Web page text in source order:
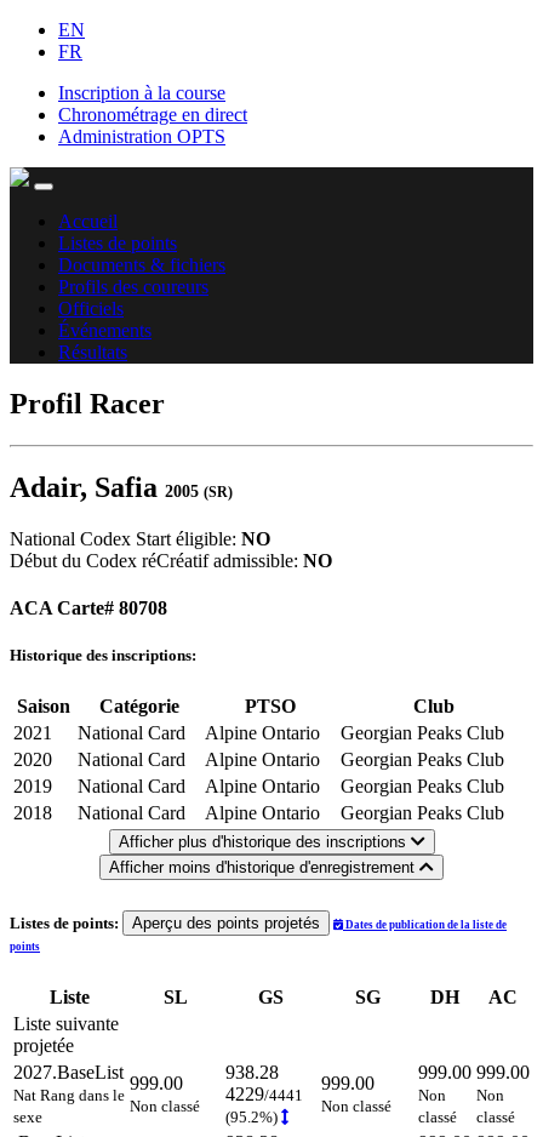
EN
FR
Inscription à la course
Chronométrage en direct
Administration OPTS
Accueil
Listes de points
Documents & fichiers
Profils des coureurs
Officiels
Événements
Résultats
Profil Racer
Adair, Safia 2005 (SR)
National Codex Start éligible: NO
Début du Codex réCréatif admissible: NO
ACA Carte# 80708
Historique des inscriptions:
Saison Catégorie PTSO
Club
2021
National Card Alpine Ontario
Georgian Peaks Club
2020
National Card Alpine Ontario
Georgian Peaks Club
2019
National Card Alpine Ontario
Georgian Peaks Club
2018
National Card Alpine Ontario Georgian Peaks Club
Afficher plus d'historique des inscriptions
Afficher moins d'historique d'enregistrement
Listes de points: Aperçu des points projetés
Dates de publication de la liste de
points
Liste SL GS SG DH
AC
Liste suivante
projetée
2027.BaseList
Nat Rang dans le
sexe
999.00
Non classé
938.28
4229/4441
(95.2%)
999.00
Non classé
999.00
Non
classé
999.00
Non
classé